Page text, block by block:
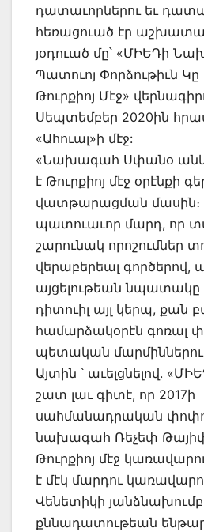
դատաւորներու եւ
հեռացուած էր
յօդուած մը՝ «ՄԻԵԴի
Պատուոյ Փորձութիւն
Թուրքիոյ Մէջ»
Սեպտեմբեր 2020ին
«Ահուալ»ի մէջ:
«Նախագահ Սփանօ
է Թուրքիոյ մէջ օրէնքի
վատթարացման մասին։
պատուաւոր մարդ, որ
շարունակ որոշումներ
վերաբերեալ գործերով,
այցելութեան նպատակը
դիտուիլ այլ կերպ, քան
համարձակօրէն գոռալ
պետական մարմիններու
Այտին ՝ աւելցնելով.
շատ լաւ գիտէ, որ 2017ի
սահմանադրական
նախագահ Ռեչեփ
Թուրքիոյ մէջ
է մէկ մարդու
Վենետիկի
քննադատութեան